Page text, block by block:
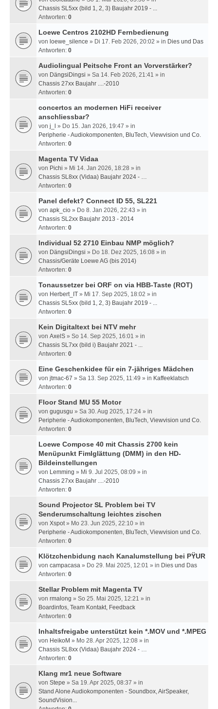
Chassis SL5xx (bild 1, 2, 3) Baujahr 2019 - ...
Antworten: 0
Loewe Centros 2102HD Fernbedienung
von loewe_silence » Di 17. Feb 2026, 20:02 » in Dies und Das
Antworten: 0
Audiolingual Peitsche Front an Vorverstärker?
von DängsiDingsi » Sa 14. Feb 2026, 21:41 » in
Chassis 27xx Baujahr ....-2010
Antworten: 0
concertos an modernen HiFi receiver
anschliessbar?
von j_l
» Do 15. Jan 2026, 19:47 » in
Peripherie - Audiokomponenten, BluTech, Viewvision und Co.
Antworten: 0
Magenta TV Vidaa
von Pichi » Mi 14. Jan 2026, 18:28 » in
Chassis SL8xx (Vidaa) Baujahr 2024 - …
Antworten: 0
Panel defekt? Connect ID 55, SL221
von apk_cio » Do 8. Jan 2026, 22:43 » in
Chassis SL2xx Baujahr 2013 - 2014
Antworten: 0
Individual 52 2710 Einbau NMP möglich?
von DängsiDingsi » Do 18. Dez 2025, 16:08 » in
Chassis/Geräte Loewe AG (bis 2014)
Antworten: 0
Tonaussetzer bei ORF on via HBB-Taste (ROT)
von Herbert_IT » Mi 17. Sep 2025, 18:02 » in
Chassis SL5xx (bild 1, 2, 3) Baujahr 2019 - ...
Antworten: 0
Kein Digitaltext bei NTV mehr
von AxelS » So 14. Sep 2025, 16:01 » in
Chassis SL7xx (bild i) Baujahr 2021 - ...
Antworten: 0
Eine Geschenkidee für ein 7-jähriges Mädchen
von jtmac-67 » Sa 13. Sep 2025, 11:49 » in Kaffeeklatsch
Antworten: 0
Floor Stand MU 55 Motor
von gugusgu » Sa 30. Aug 2025, 17:24 » in
Peripherie - Audiokomponenten, BluTech, Viewvision und Co.
Antworten: 0
Loewe Compose 40 mit Chassis 2700 kein
Menüpunkt Fimlglättung (DMM) in den HD-
Bildeinstellungen
von Lemming » Mi 9. Jul 2025, 08:09 » in
Chassis 27xx Baujahr ....-2010
Antworten: 0
Sound Projector SL Problem bei TV
Senderumschaltung leichtes zischen
von Xspot» Mo 23. Jun 2025, 22:10 » in
Peripherie - Audiokomponenten, BluTech, Viewvision und Co.
Antworten: 0
Klötzchenbidung nach Kanalumstellung bei PŸUR
von campacasa » Do 29. Mai 2025, 12:01 » in Dies und Das
Antworten: 0
Stellar Problem mit Magenta TV
von rmalong » So 25. Mai 2025, 12:21 » in
Boardinfos, Team Kontakt, Feedback
Antworten: 0
Inhaltsfreigabe unterstützt kein *.MOV und *.MPEG
von HeikoM » Mo 28. Apr 2025, 12:08 » in
Chassis SL8xx (Vidaa) Baujahr 2024 - …
Antworten: 0
Klang mr1 neue Software
von Stepe » Sa 19. Apr 2025, 08:37 » in
Stand Alone Audiokomponenten - Soundbox, AirSpeaker,
SoundVision...